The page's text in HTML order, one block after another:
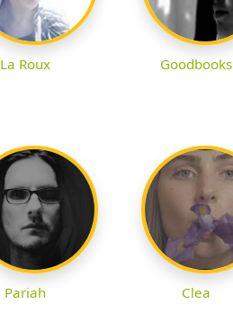
La Roux Goodbooks
Pariah Clea